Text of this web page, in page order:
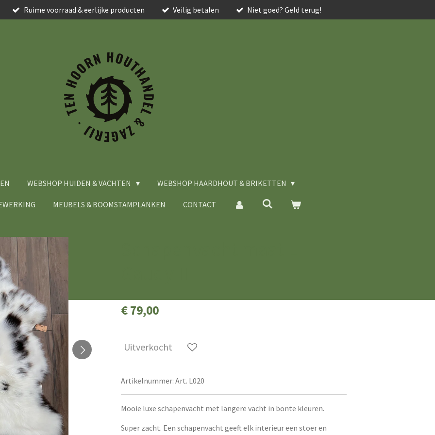
Ruime voorraad & eerlijke producten Veilig betalen Niet goed? Geld terug!
WEBSHOP HUIDEN & VACHTEN WEBSHOP HAARDHOUT & BRIKETTEN
MEUBELS & BOOMSTAMPLANKEN CONTACT
€ 79,00
Uitverkocht
Artikelnummer: Art. L020
Mooie luxe schapenvacht met langere vacht in bonte kleuren.
Super zacht. Een schapenvacht geeft elk interieur een stoer en